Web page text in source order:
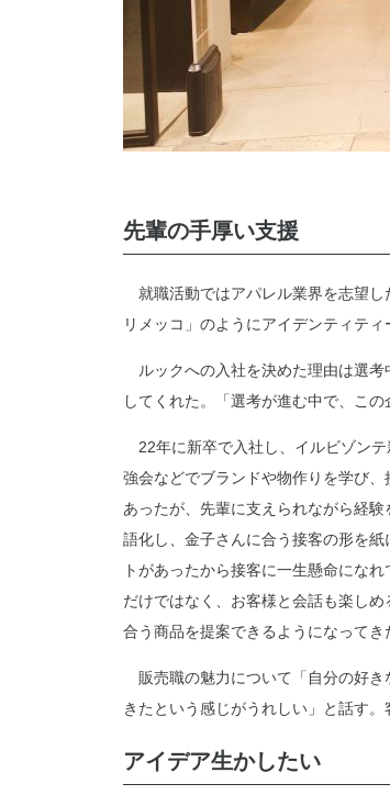
先輩の手厚い支援
就職活動ではアパレル業界を志望し
リメッコ」のようにアイデンティテ
ルックへの入社を決めた理由は選考
してくれた。「選考が進む中で、こ
22年に新卒で入社し、イルビゾン
強会などでブランドや物作りを学び
あったが、先輩に支えられながら経
語化し、金子さんに合う接客の形を
トがあったから接客に一生懸命にな
だけではなく、お客様と会話も楽し
合う商品を提案できるようになってき
販売職の魅力について「自分の好き
きたという感じがうれしい」と話す
アイデア生かしたい